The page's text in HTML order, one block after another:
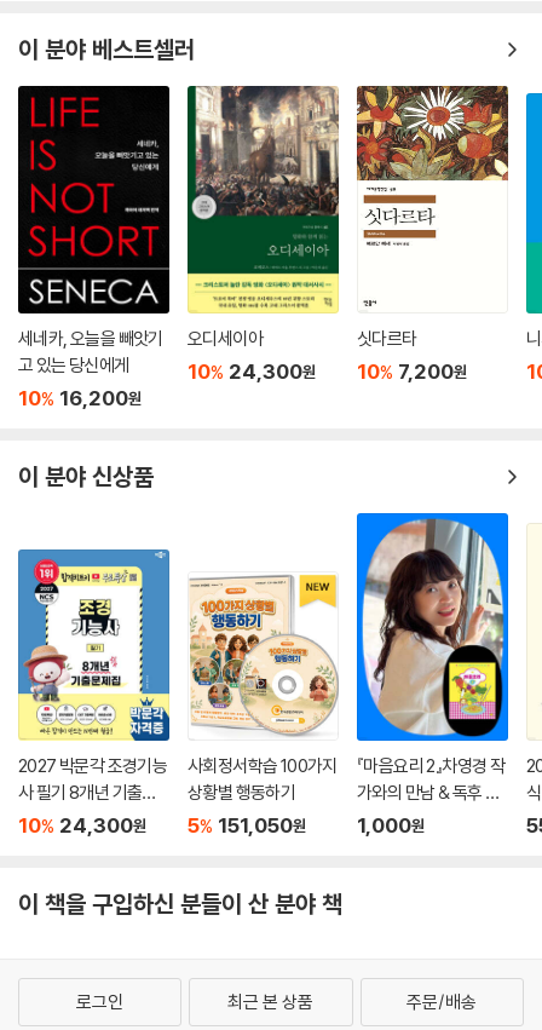
이 분야 베스트셀러
세네카, 오늘을 빼앗기
고 있는 당신에게
10% 16,200원
오디세이아
10% 24,300원
싯다르타
10% 7,200원
이 분야 신상품
2027 박문각 조경기능
사 필기 8개년 기출문
제집
10% 24,300원
사회정서학습 100가지
상황별 행동하기
5% 151,050원
『마음요리 2』차영경 작
가와의 만남 & 독후 활
동
1,000원
이 책을 구입하신 분들이 산 분야 책
로그인 최근 본 상품 주문/배송